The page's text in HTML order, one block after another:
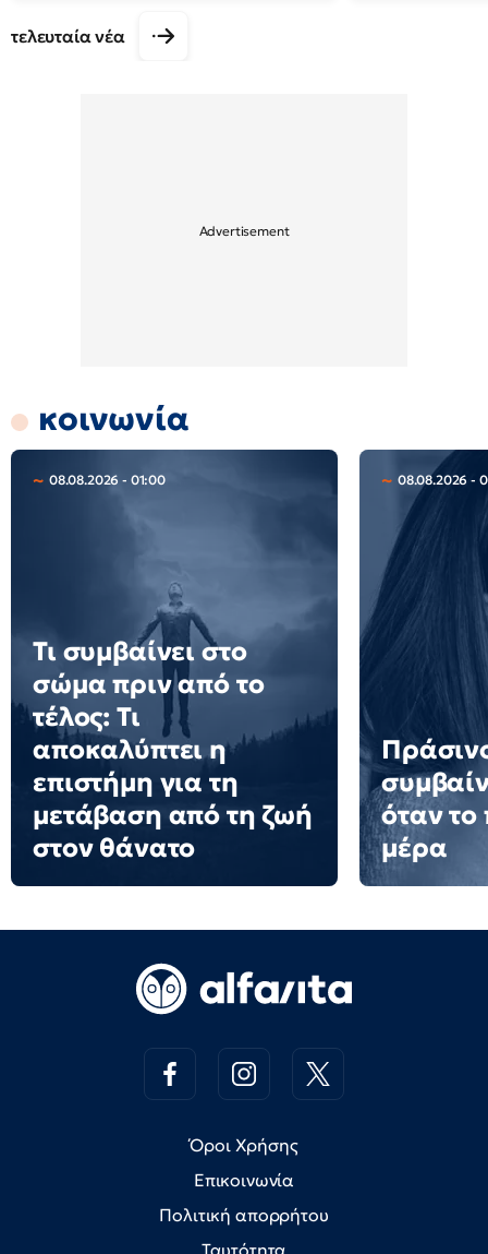
τελευταία νέα
κοινωνία
08.08.2026 - 01:00
Τι συμβαίνει στο
σώμα πριν από το
τέλος: Τι
αποκαλύπτει η
επιστήμη για τη
μετάβαση από τη ζωή
στον θάνατο
08.08.2026 -
όταν το
μέρα
Όροι Χρήσης
Επικοινωνία
Πολιτική απορρήτου
Ταυτότητα